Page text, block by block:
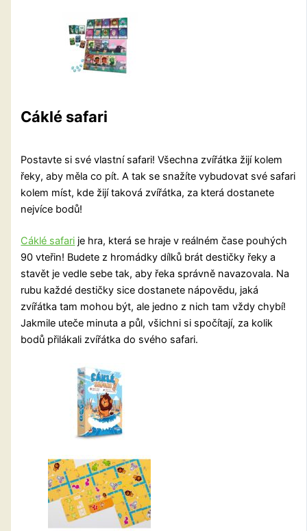
Cáklé safari
Postavte si své vlastní safari! Všechna zvířátka žijí kolem
řeky, aby měla co pít. A tak se snažíte vybudovat své safari
kolem míst, kde žijí taková zvířátka, za která dostanete
nejvíce bodů!
Cáklé safari je hra, která se hraje v reálném čase pouhých
90 vteřin! Budete z hromádky dílků brát destičky řeky a
stavět je vedle sebe tak, aby řeka správně navazovala. Na
rubu každé destičky sice dostanete nápovědu, jaká
zvířátka tam mohou být, ale jedno z nich tam vždy chybí!
Jakmile uteče minuta a půl, všichni si spočítají, za kolik
bodů přilákali zvířátka do svého safari.